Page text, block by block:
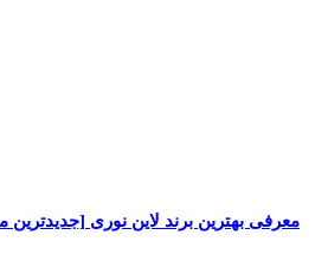
معرفی بهترین برند لاین نوری